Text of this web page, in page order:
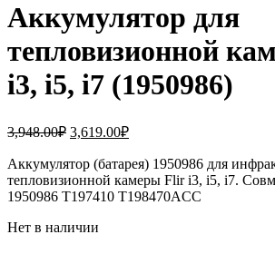
Аккумулятор для
тепловизионной
i3, i5, i7 (1950986)
3,948.00₽ Первоначальная
составляла
3,948.00₽.
3,619.00₽Текущая
3,619.00₽.
Аккумулятор (батарея) 1950986 для
тепловизионной камеры Flir i3, i5, i7.
1950986 T197410 T198470ACC
Нет в наличии